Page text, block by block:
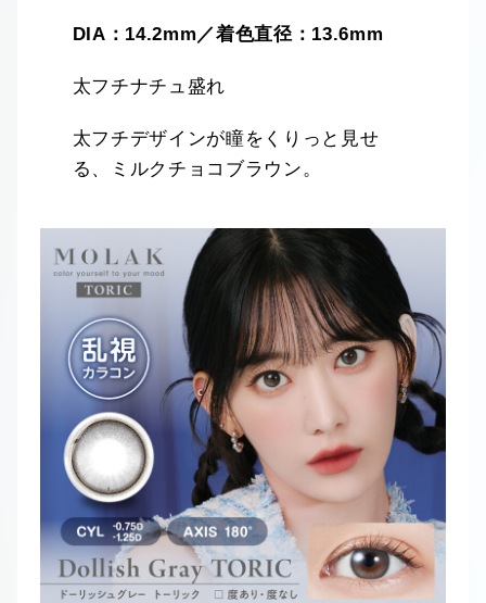
DIA：14.2mm／着色直径：13.6mm
太フチナチュ盛れ
太フチデザインが瞳をくりっと見せ
る、ミルクチョコブラウン。